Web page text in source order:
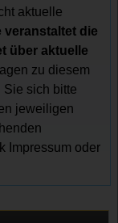
aktuelle
veranstaltet die
über aktuelle
zu diesem
sich bitte
jeweiligen
Impressum oder